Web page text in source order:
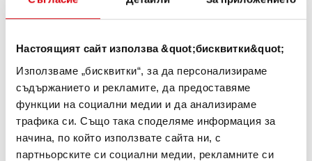
Настоящият сайт използва &quot;бисквитки&quot;
Използваме „бисквитки“, за да персонализираме
съдържанието и рекламите, да предоставяме
функции на социални медии и да анализираме
трафика си. Също така споделяме информация за
начина, по който използвате сайта ни, с
партньорските си социални медии, рекламните си
Визитната картичка на качеството на марката
Banner. Качество на оригинал за дооборудване (OE).
ИНФОРМАЦИЯ ЗА ИЗДЕЛИЯТА >
Купете този акумулатор:
ТЪРГОВЦИ И СЕРВИЗИ ЗА МОНТАЖ >